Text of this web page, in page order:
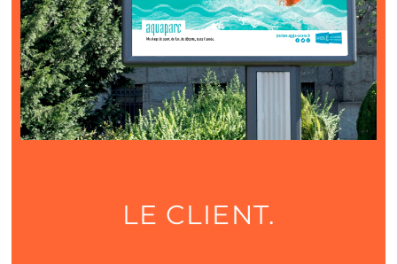
LE CLIENT.